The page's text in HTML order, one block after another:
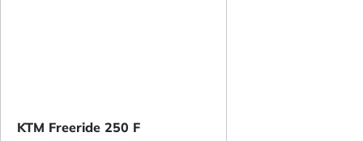
KTM Freeride 250 F